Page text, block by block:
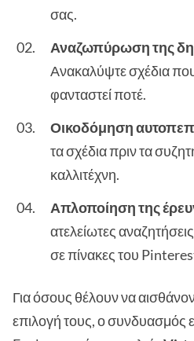
σας.
Αναζωπύρωση της
Ανακαλύψτε σχέδια
φανταστεί ποτέ.
Οικοδόμηση
τα σχέδια πριν τα
καλλιτέχνη.
Απλοποίηση της
ατελείωτες
σε πίνακες του
Για όσους θέλουν να
επιλογή τους, ο συνδυασμός